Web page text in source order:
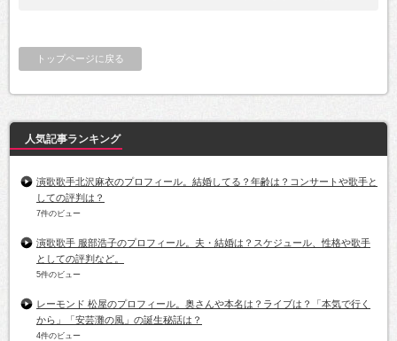
トップページに戻る
人気記事ランキング
演歌歌手北沢麻衣のプロフィール。結婚してる？年齢は？コンサートや歌手と
しての評判は？
7件のビュー
演歌歌手 服部浩子のプロフィール。夫・結婚は？スケジュール、性格や歌手
としての評判など。
5件のビュー
レーモンド 松屋のプロフィール。奥さんや本名は？ライブは？「本気で行く
から」「安芸灘の風」の誕生秘話は？
4件のビュー